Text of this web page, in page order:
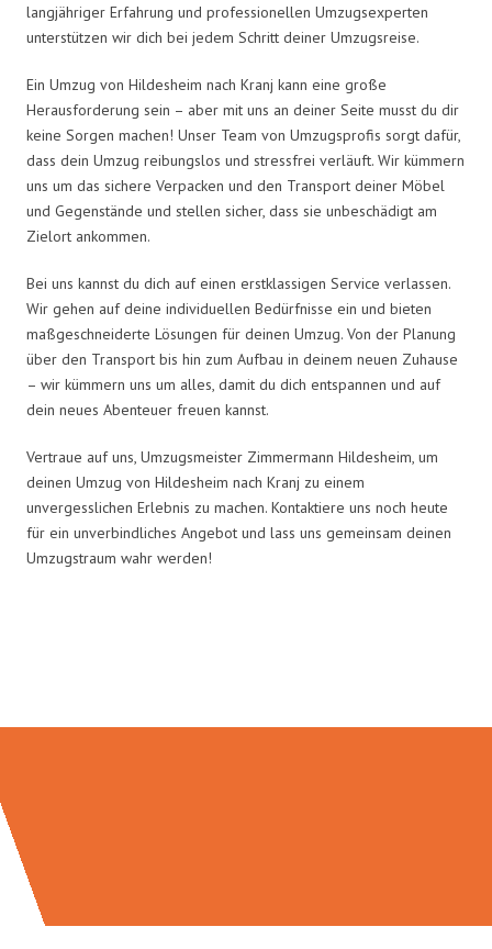
langjähriger Erfahrung und professionellen Umzugsexperten
unterstützen wir dich bei jedem Schritt deiner Umzugsreise.
Ein Umzug von Hildesheim nach Kranj kann eine große
Herausforderung sein – aber mit uns an deiner Seite musst du dir
keine Sorgen machen! Unser Team von Umzugsprofis sorgt dafür,
dass dein Umzug reibungslos und stressfrei verläuft. Wir kümmern
uns um das sichere Verpacken und den Transport deiner Möbel
und Gegenstände und stellen sicher, dass sie unbeschädigt am
Zielort ankommen.
Bei uns kannst du dich auf einen erstklassigen Service verlassen.
Wir gehen auf deine individuellen Bedürfnisse ein und bieten
maßgeschneiderte Lösungen für deinen Umzug. Von der Planung
über den Transport bis hin zum Aufbau in deinem neuen Zuhause
– wir kümmern uns um alles, damit du dich entspannen und auf
dein neues Abenteuer freuen kannst.
Vertraue auf uns, Umzugsmeister Zimmermann Hildesheim, um
deinen Umzug von Hildesheim nach Kranj zu einem
unvergesslichen Erlebnis zu machen. Kontaktiere uns noch heute
für ein unverbindliches Angebot und lass uns gemeinsam deinen
Umzugstraum wahr werden!